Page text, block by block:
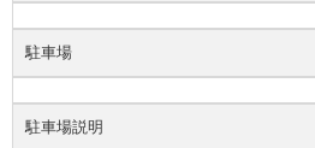
駐車場
駐車場説明